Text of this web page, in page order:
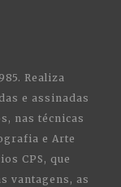
Realiza
e assinadas
nas técnicas
e Arte
CPS, que
vantagens, as